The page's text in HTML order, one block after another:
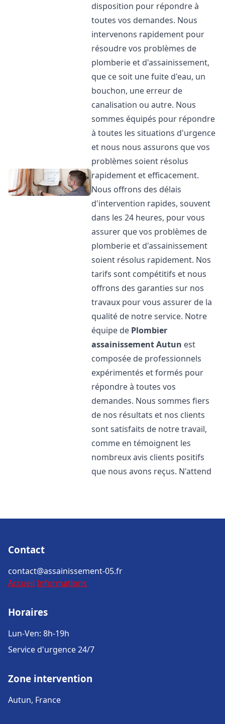
disposition pour répondre à
toutes vos demandes. Nous
intervenons rapidement pour
résoudre vos problèmes de
plomberie et d'assainissement,
que ce soit une fuite d'eau, un
bouchon, une erreur de
canalisation ou autre. Nous
sommes équipés pour répondre
à toutes les situations d'urgence
et nous nous assurons que vos
problèmes soient résolus
rapidement et efficacement.
Nous offrons des délais
d'intervention rapides, souvent
dans les 24 heures, pour vous
assurer que vos problèmes de
plomberie et d'assainissement
soient résolus rapidement. Nos
tarifs sont compétitifs et nous
offrons des garanties sur nos
travaux pour vous assurer de la
qualité de notre service. Notre
équipe de Plombier
assainissementAutun est
composée de professionnels
expérimentés et formés pour
répondre à toutes vos
demandes. Nous sommes fiers
de nos résultats et nos clients
sont satisfaits de notre travail,
comme en témoignent les
nombreux avis clients positifs
que nous avons reçus. N'attend
Contact
contact@assainissement-05.fr
Accueil Informations
Horaires
Lun-Ven: 8h-19h
Service d'urgence 24/7
Zone intervention
Autun, France